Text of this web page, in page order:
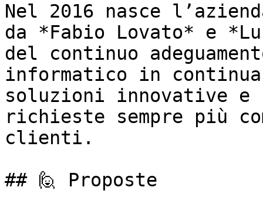
Nel 2016 nasce
da *Fabio Lovato* e
del continuo
informatico in
soluzioni innovative
richieste sempre più
clienti.
## 🙋 Proposte